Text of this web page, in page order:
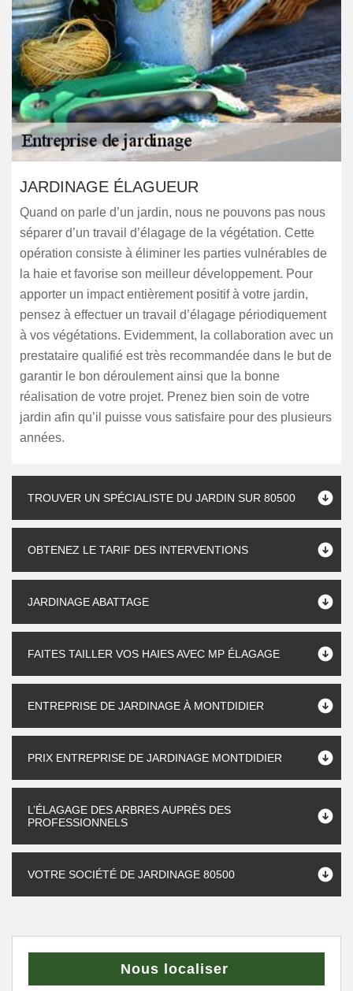
JARDINAGE ÉLAGUEUR
Quand on parle d’un jardin, nous ne pouvons pas nous
séparer d’un travail d’élagage de la végétation. Cette
opération consiste à éliminer les parties vulnérables de
la haie et favorise son meilleur développement. Pour
apporter un impact entièrement positif à votre jardin,
pensez à effectuer un travail d’élagage périodiquement
à vos végétations. Evidemment, la collaboration avec un
prestataire qualifié est très recommandée dans le but de
garantir le bon déroulement ainsi que la bonne
réalisation de votre projet. Prenez bien soin de votre
jardin afin qu’il puisse vous satisfaire pour des plusieurs
années.
TROUVER UN SPÉCIALISTE DU JARDIN SUR 80500
OBTENEZ LE TARIF DES INTERVENTIONS
JARDINAGE ABATTAGE
FAITES TAILLER VOS HAIES AVEC MP ÉLAGAGE
ENTREPRISE DE JARDINAGE À MONTDIDIER
PRIX ENTREPRISE DE JARDINAGE MONTDIDIER
L’ÉLAGAGE DES ARBRES AUPRÈS DES
PROFESSIONNELS
VOTRE SOCIÉTÉ DE JARDINAGE 80500
Nous localiser